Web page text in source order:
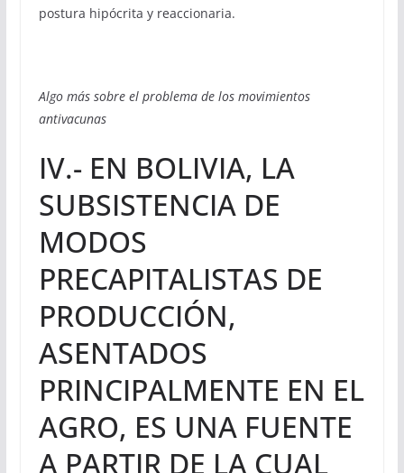
postura hipócrita y reaccionaria.
Algo más sobre el problema de los movimientos
antivacunas
IV.- EN BOLIVIA, LA
SUBSISTENCIA DE
MODOS
PRECAPITALISTAS DE
PRODUCCIÓN,
ASENTADOS
PRINCIPALMENTE EN EL
AGRO, ES UNA FUENTE
A PARTIR DE LA CUAL